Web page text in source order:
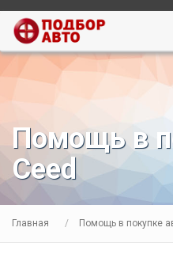
Помощь в
Ceed
Главная Помощь в покупке